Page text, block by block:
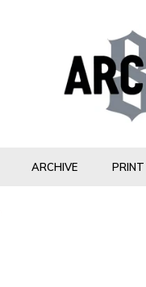
ARCHIVE PRINT